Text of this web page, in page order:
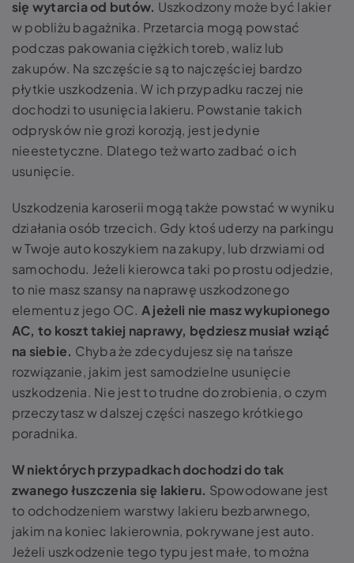
się wytarcia od butów. Uszkodzony może być lakier
w pobliżu bagażnika. Przetarcia mogą powstać
podczas pakowania ciężkich toreb, waliz lub
zakupów. Na szczęście są to najczęściej bardzo
płytkie uszkodzenia. W ich przypadku raczej nie
dochodzi to usunięcia lakieru. Powstanie takich
odprysków nie grozi korozją, jest jedynie
nieestetyczne. Dlatego też warto zadbać o ich
usunięcie.
Uszkodzenia karoserii mogą także powstać w wyniku
działania osób trzecich. Gdy ktoś uderzy na parkingu
w Twoje auto koszykiem na zakupy, lub drzwiami od
samochodu. Jeżeli kierowca taki po prostu odjedzie,
to nie masz szansy na naprawę uszkodzonego
elementu z jego OC. Ajeżeli nie masz wykupionego
AC, to koszt takiej naprawy, będziesz musiał wziąć
na siebie. Chyba że zdecydujesz się na tańsze
rozwiązanie, jakim jest samodzielne usunięcie
uszkodzenia. Nie jest to trudne do zrobienia, o czym
przeczytasz w dalszej części naszego krótkiego
poradnika.
W niektórych przypadkach dochodzi do tak
zwanego łuszczenia się lakieru. Spowodowane jest
to odchodzeniem warstwy lakieru bezbarwnego,
jakim na koniec lakierownia, pokrywane jest auto.
Jeżeli uszkodzenie tego typu jest małe, to można